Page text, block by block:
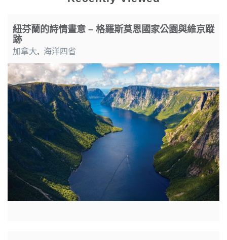
紐芬蘭的詩情畫意 – 格羅斯莫恩國家公園與維京蹤
跡
加拿大, 海洋四省